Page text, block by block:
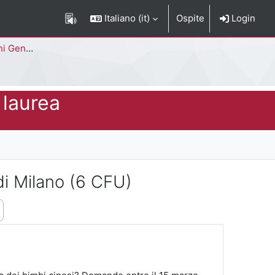
Italiano ‎(it)‎ Ospite Login
di Studi
Milano (6 CFU)